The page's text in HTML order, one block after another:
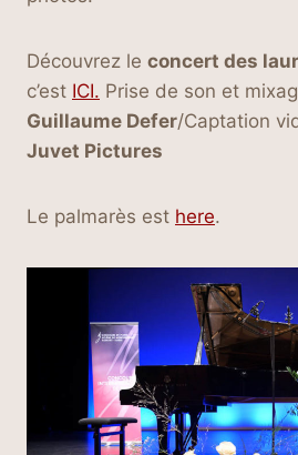
Découvrez le concert des
c’est ICI. Prise de son et
Guillaume Defer/Captation
Juvet Pictures
Le palmarès est here.